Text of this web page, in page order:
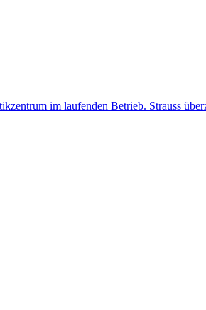
im laufenden Betrieb. Strauss